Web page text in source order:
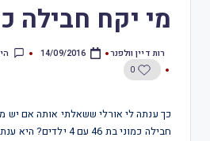
מי יקח חבילה
רות דיין וולפנר 14/09/2016
0
כך ענתה לי אורלי ששאלתי אותה אם יש
חבילה כמוני בת 46 עם 4